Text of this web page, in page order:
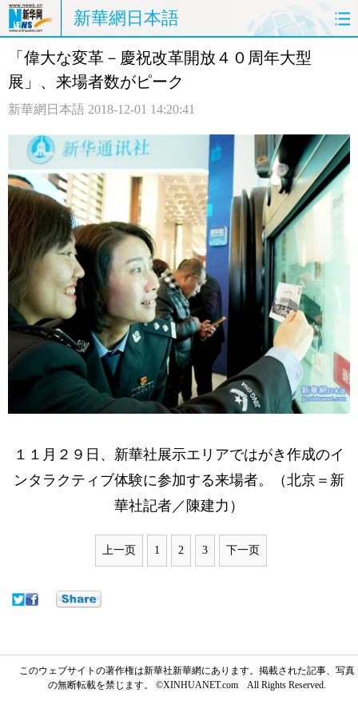
新華網日本語
ホームページ 政治 経済
観光 写真
中日対訳
「偉大な変革－慶祝改革開放４０周年大型
展」、来場者数がピーク
新華網日本語 2018-12-01 14:20:41
１１月２９日、新華社展示エリアではがき作成のイ
ンタラクティブ体験に参加する来場者。（北京＝新
華社記者／陳建力）
上一页 1 2 3 下一页
このウェブサイトの著作権は新華社新華網にあります。掲載された記事、写真
の無断転載を禁じます。 ©XINHUANET.com All Rights Reserved.